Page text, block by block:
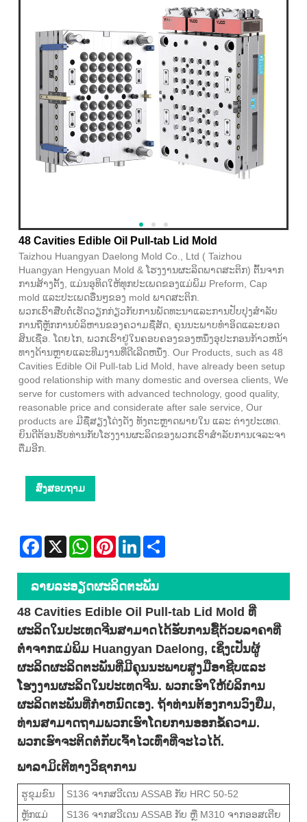
48 Cavities Edible Oil Pull-tab Lid Mold
Taizhou Huangyan Daelong Mold Co., Ltd ( Taizhou
Huangyan Hengyuan Mold & ໂຮງງານຜະລິດພາດສະຕິກ) ຕົ້ນຈາກ
ການສ້າງຕັ້ງ, ແມ່ນອຸທິດໃຫ້ທຸກປະເພດຂອງແມ່ພິມ Preform, Cap
mold ແລະປະເພດອື່ນໆຂອງ mold ພາດສະຕິກ.
ພວກ​ເຮົາ​ສືບ​ຕໍ່​ເຮັດ​ວຽກ​ກ່ຽວ​ກັບ​ການ​ພັດ​ທະ​ນາ​ແລະ​ການ​ປັບ​ປຸງ​ສໍາ​ລັບ​
ການ​ຖື​ຫຼັກ​ການ​ບໍ​ລິ​ຫານ​ຂອງ​ຄວາມ​ຊື່​ສັດ​, ຄຸນ​ນະ​ພາບ​ທໍາ​ອິດ​ແລະ​ຍອດ​
ສິນ​ເຊື່ອ​. ໂດຍໄກ, ພວກເຮົາຢູ່ໃນຄອບຄອງຂອງຫນຶ່ງອຸປະກອນກ້າວຫນ້າ
ທາງດ້ານຫຼາຍແລະທີມງານທີ່ດີເລີດຫນຶ່ງ. Our Products, such as 48
Cavities Edible Oil Pull-tab Lid Mold, have already been setup
good relationship with many domestic and oversea clients, We
serve for customers with advanced technology, good quality,
reasonable price and considerate after sale service, Our
products are ມີຊື່ສຽງໂດ່ງດັງ ທັງຕະຫຼາດພາຍໃນ ແລະ ຕ່າງປະເທດ.
ຍິນດີຕ້ອນຮັບທ່ານກັບໂຮງງານຜະລິດຂອງພວກເຮົາສໍາລັບການເຈລະຈາ
ຕື່ມອີກ.
ສົ່ງສອບຖາມ
Facebook
X WhatsAppPinterestLinkedIn
ລາຍ​ລະ​ອຽດ​ຜະ​ລິດ​ຕະ​ພັນ
48 Cavities Edible Oil Pull-tab Lid Mold ທີ່
ຜະລິດໃນປະເທດຈີນສາມາດໄດ້ຮັບການຊື້ດ້ວຍລາຄາທີ່
ຕໍ່າຈາກແມ່ພິມ Huangyan Daelong, ເຊິ່ງເປັນຜູ້
ຜະລິດຜະລິດຕະພັນທີ່ມີຄຸນນະພາບສູງມືອາຊີບແລະ
ໂຮງງານຜະລິດໃນປະເທດຈີນ. ພວກເຮົາໃຫ້ບໍລິການ
ຜະລິດຕະພັນທີ່ກໍາຫນົດເອງ. ຖ້າທ່ານຕ້ອງການວົງຢືມ,
ທ່ານສາມາດຖາມພວກເຮົາໂດຍການອອກຂໍ້ຄວາມ.
ພວກເຮົາຈະຕິດຕໍ່ກັບເຈົ້າໄວເທົ່າທີ່ຈະໄວໄດ້.
ພາລາມິເຕີທາງວິຊາການ
ຮູຂຸມຂົນ
S136 ຈາກສວີເດນ ASSAB ກັບ HRC 50-52
ຫຼັກແມ່
S136 ຈາກສວີເດນ ASSAB ກັບ ຫຼື M310 ຈາກອອສເຕີຍ